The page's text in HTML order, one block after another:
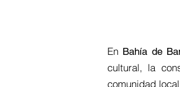
En Bahía de
cultural, la
comunidad